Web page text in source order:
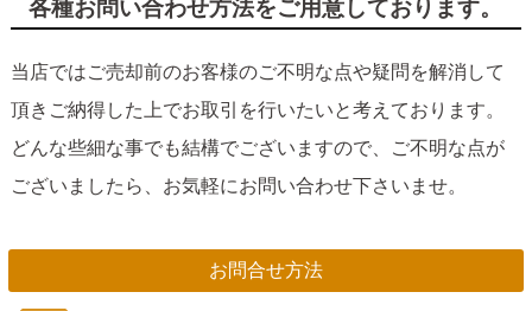
各種お問い合わせ方法をご用意しております。
当店ではご売却前のお客様のご不明な点や疑問を解消して
頂きご納得した上でお取引を行いたいと考えております。
どんな些細な事でも結構でございますので、ご不明な点が
ございましたら、お気軽にお問い合わせ下さいませ。
お問合せ方法